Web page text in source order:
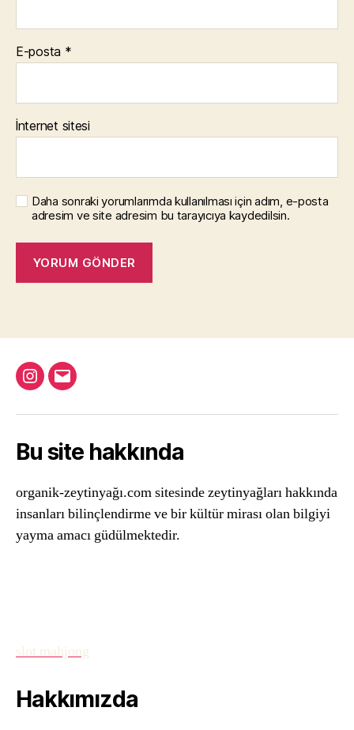
E-posta *
İnternet sitesi
Daha sonraki yorumlarımda kullanılması için adım, e-posta
adresim ve site adresim bu tarayıcıya kaydedilsin.
Instagram
Email
Bu site hakkında
organik-zeytinyağı.com sitesinde zeytinyağları hakkında
insanları bilinçlendirme ve bir kültür mirası olan bilgiyi
yayma amacı güdülmektedir.
slot mahjong
Hakkımızda